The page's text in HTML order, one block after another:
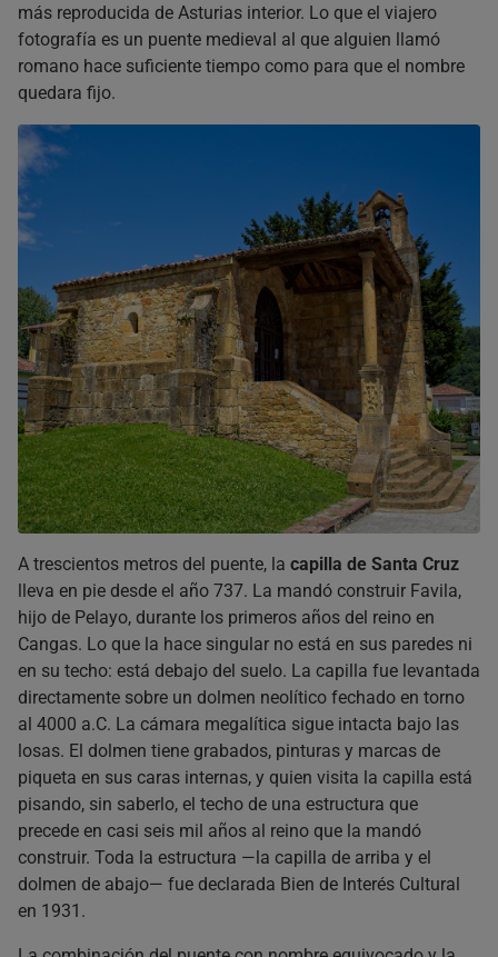
más reproducida de Asturias interior. Lo que el viajero
fotografía es un puente medieval al que alguien llamó
romano hace suficiente tiempo como para que el nombre
quedara fijo.
A trescientos metros del puente, la capilla de Santa Cruz
lleva en pie desde el año 737. La mandó construir Favila,
hijo de Pelayo, durante los primeros años del reino en
Cangas. Lo que la hace singular no está en sus paredes ni
en su techo: está debajo del suelo. La capilla fue levantada
directamente sobre un dolmen neolítico fechado en torno
al 4000 a.C. La cámara megalítica sigue intacta bajo las
losas. El dolmen tiene grabados, pinturas y marcas de
piqueta en sus caras internas, y quien visita la capilla está
pisando, sin saberlo, el techo de una estructura que
precede en casi seis mil años al reino que la mandó
construir. Toda la estructura —la capilla de arriba y el
dolmen de abajo— fue declarada Bien de Interés Cultural
en 1931.